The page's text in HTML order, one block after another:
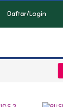
Daftar/Login